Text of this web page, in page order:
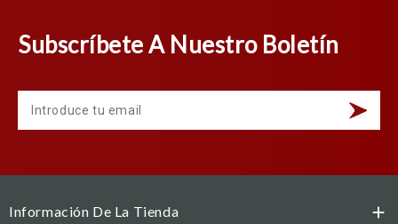
Subscríbete A Nuestro Boletín
Información De La Tienda 